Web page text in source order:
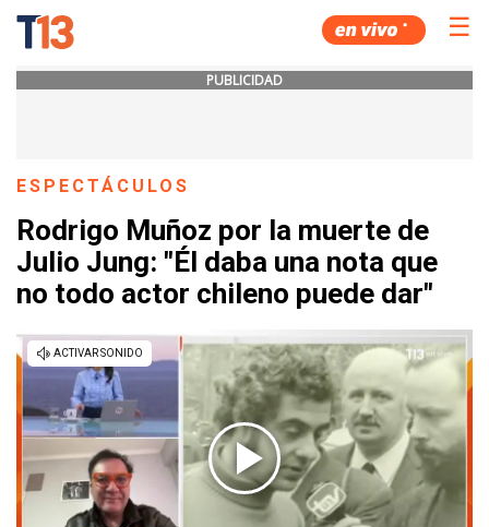
☰
PUBLICIDAD
ESPECTÁCULOS
Rodrigo Muñoz por la muerte de
Julio Jung: "Él daba una nota que
no todo actor chileno puede dar"